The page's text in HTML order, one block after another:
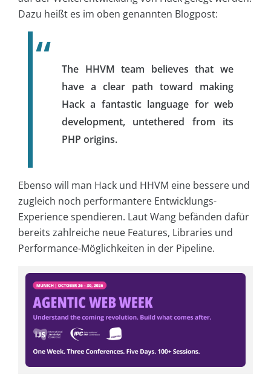
Dazu heißt es im oben genannten Blogpost:
The HHVM team believes that we
have a clear path toward making
Hack a fantastic language for web
development, untethered from its
PHP origins.
Ebenso will man Hack und HHVM eine bessere und
zugleich noch performantere Entwicklungs-
Experience spendieren. Laut Wang befänden dafür
bereits zahlreiche neue Features, Libraries und
Performance-Möglichkeiten in der Pipeline.